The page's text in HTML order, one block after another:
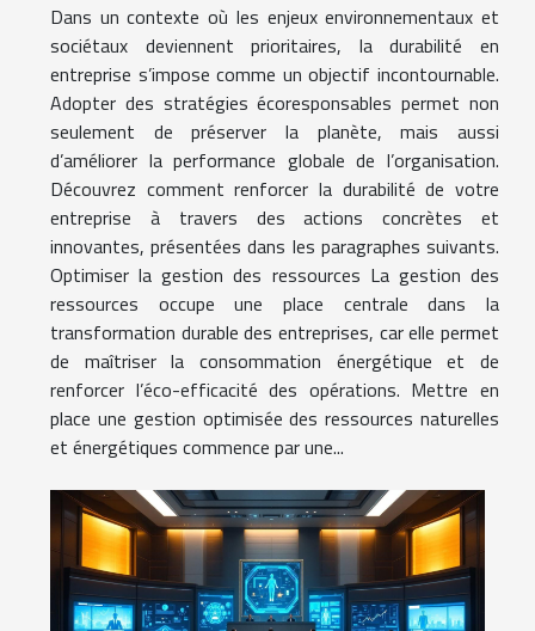
Dans un contexte où les enjeux environnementaux et
sociétaux deviennent prioritaires, la durabilité en
entreprise s’impose comme un objectif incontournable.
Adopter des stratégies écoresponsables permet non
seulement de préserver la planète, mais aussi
d’améliorer la performance globale de l’organisation.
Découvrez comment renforcer la durabilité de votre
entreprise à travers des actions concrètes et
innovantes, présentées dans les paragraphes suivants.
Optimiser la gestion des ressources La gestion des
ressources occupe une place centrale dans la
transformation durable des entreprises, car elle permet
de maîtriser la consommation énergétique et de
renforcer l’éco-efficacité des opérations. Mettre en
place une gestion optimisée des ressources naturelles
et énergétiques commence par une...